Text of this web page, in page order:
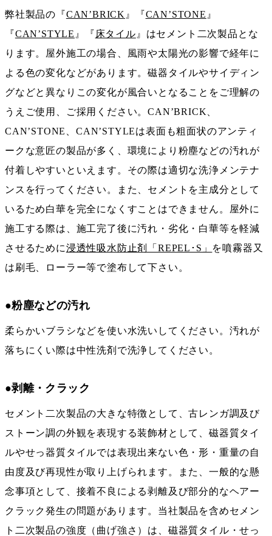
弊社製品の『CAN’BRICK 』『CAN’STONE 』
『CAN’STYLE 』『 床タイル 』はセメント二次製品とな
ります。屋外施工の場合、風雨や太陽光の影響で経年に
よる色の変化などがあります。磁器タイルやサイディン
グなどと異なりこの変化が風合いとなることをご理解の
うえご使用、ご採用ください。CAN’BRICK、
CAN’STONE、CAN’STYLEは表面も粗面状のアンティ
ークな意匠の製品が多く、環境により粉塵などの汚れが
付着しやすいといえます。その際は適切な洗浄メンテナ
ンスを行ってください。また、セメントを主成分として
いるため白華を完全になくすことはできません。屋外に
施工する際は、施工完了後に汚れ・劣化・白華等を軽減
させるために浸透性吸水防止剤「REPEL･S」 を噴霧器又
は刷毛、ローラー等で塗布して下さい。
●粉塵などの汚れ
柔らかいブラシなどを使い水洗いしてください。汚れが
落ちにくい際は中性洗剤で洗浄してください。
●剥離・クラック
セメント二次製品の大きな特徴として、古レンガ調及び
ストーン調の外観を表現する装飾材として、磁器質タイ
ルやせっ器質タイルでは表現出来ない色・形・重量の自
由度及び再現性が取り上げられます。また、一般的な懸
念事項として、接着不良による剥離及び部分的なヘアー
クラック発生の問題があります。当社製品を含めセメン
ト二次製品の強度（曲げ強さ）は、磁器質タイル・せっ